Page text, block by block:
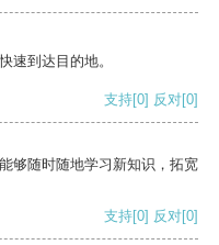
速到达目的地。
支持[0] 反对[0]
够随时随地学习新知识，拓宽
支持[0] 反对[0]